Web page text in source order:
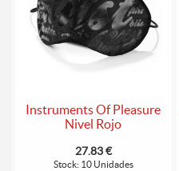
Instruments Of Pleasure
Nivel Rojo
27.83 €
Stock: 10 Unidades